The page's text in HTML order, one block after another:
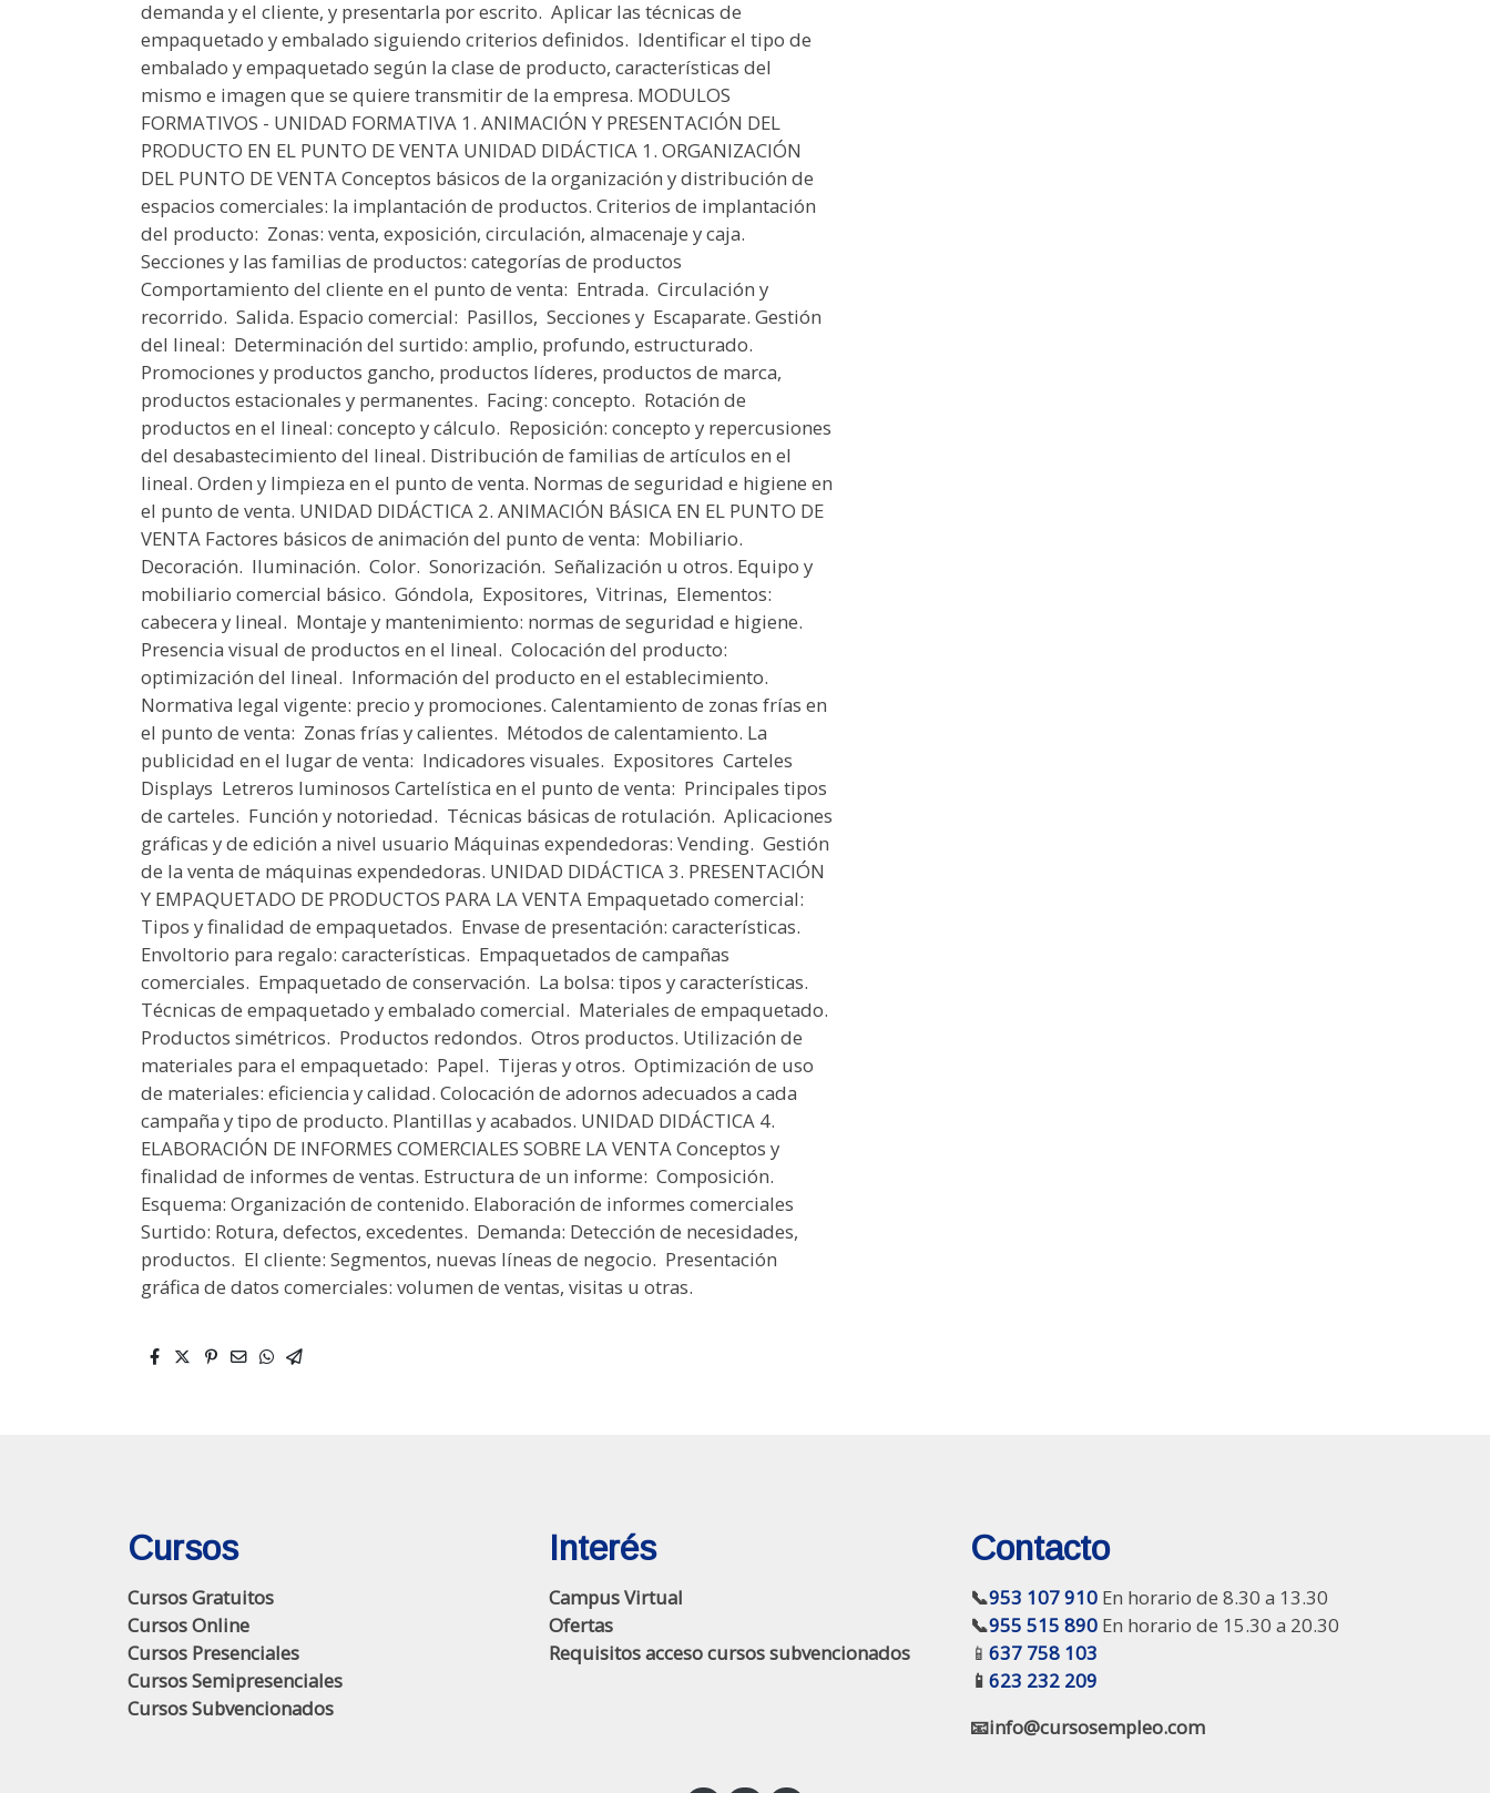
Cursos
Cursos Gratuitos
Cursos Online
Cursos Presenciales
Cursos Semipresenciales
Cursos Subvencionados
Interés
Campus Virtual
Ofertas
Requisitos acceso cursos subvencionados
Contacto
📞953 107 910En horario de 8.30 a 13.30
📞955 515 890En horario de 15.30 a 20.30
📱 637 758 103
📱 623 232 209
📧info@cursosempleo.com